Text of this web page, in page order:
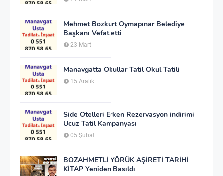
Mehmet Bozkurt Oymapınar Belediye
Başkanı Vefat etti
23 Mart
Manavgatta Okullar Tatil Okul Tatili
15 Aralık
Side Otelleri Erken Rezervasyon indirimi
Ucuz Tatil Kampanyası
05 Şubat
BOZAHMETLİ YÖRÜK AŞİRETİ TARİHİ
KİTAP Yeniden Basıldı